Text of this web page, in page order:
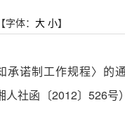
【字体： 大 小】
诺制工作规程〉的
人社函〔2012〕526号